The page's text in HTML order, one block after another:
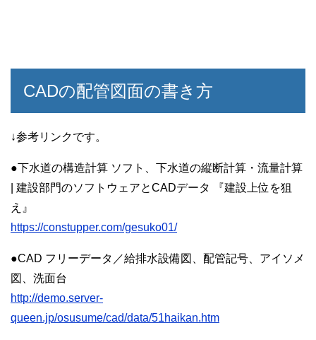
CADの配管図面の書き方
↓参考リンクです。
●下水道の構造計算 ソフト、下水道の縦断計算・流量計算
| 建設部門のソフトウェアとCADデータ 『建設上位を狙
え』
https://constupper.com/gesuko01/
●CAD フリーデータ／給排水設備図、配管記号、アイソメ
図、洗面台
http://demo.server-
queen.jp/osusume/cad/data/51haikan.htm